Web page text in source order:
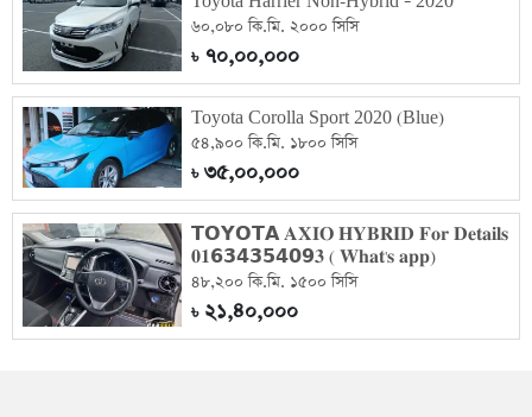
৬০,০৮০ কি.মি. ২০০০ সিসি
৳৭০,০০,০০০
Toyota Corolla Sport 2020 (Blue)
৫৪,৯০০ কি.মি. ১৮০০ সিসি
৳৩৫,০০,০০০
𝗧𝗢𝗬𝗢𝗧𝗔 𝐀𝐗𝐈𝐎 𝐇𝐘𝐁𝐑𝐈𝐃 𝐅𝐨𝐫 𝐃𝐞𝐭𝐚𝐢𝐥𝐬
𝟎𝟏𝟲𝟯𝟰𝟯𝟱𝟰𝟬𝟵𝟑 ( 𝐖𝐡𝐚𝐭'𝐬 𝐚𝐩𝐩)
৪৮,২০০ কি.মি. ১৫০০ সিসি
৳২১,৪০,০০০